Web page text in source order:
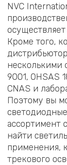
NVC
Кроме того,
несколькими
9001, OHSAS
CNAS и
Поэтому вы
ассортимент
найти
применения,
трекового